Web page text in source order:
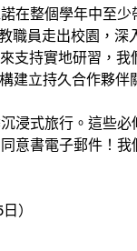
在整個學年中至
職員走出校園，深
支持實地研習，
建立持久合作夥伴
浸式旅行。這些
意書電子郵件！
）